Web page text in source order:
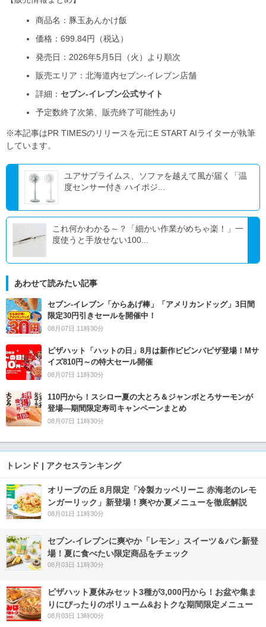
商品名：豚玉あんかけ飯
価格：699.84円（税込）
発売日：2026年5月5日（火）より順次
販売エリア：北海道内セブン-イレブン店舗
詳細： セブン-イレブン公式サイト
予定数終了次第、販売終了可能性あり
※本記事はPR TIMESのリリースを元にE START AIライターが執筆
しています。
ユアサプライムス、ソファを越えて風が届く「温
度センサー付き ハイポジ...
これ何かわかる～？「細かい作業がめちゃ楽！」一
度使うと手放せない100...
あわせて読みたい記事
セブン‐イレブン「からあげ棒」「アメリカンドッグ」3日間
限定30円引きセールを開催中！
08月07日 11時30分
ピザハット「ハットの日」8月は新作ビビンバピザ登場！Mサ
イズ810円～の特大セール開催
08月07日 11時30分
110円から！スシロー夏の大とろ＆ジャンボとろサーモンが
登場―期間限定寿司キャンペーンまとめ
08月07日 11時30分
トレンド | アクセスランキング
オリーブの丘 8月限定「冷製カッペリーニ 赤海老のレモ
ンガーリック」新登場！爽やか夏メニューを徹底解説
08月01日 11時30分
セブン‐イレブンに爽やか「レモン」スイーツ＆パン新登
場！夏に食べたい限定商品をチェック
08月03日 11時30分
ピザハット夏休みセット3種が3,000円から！お盆や集ま
りにぴったりのボリューム&おトクな期間限定メニュー
08月03日 13時00分